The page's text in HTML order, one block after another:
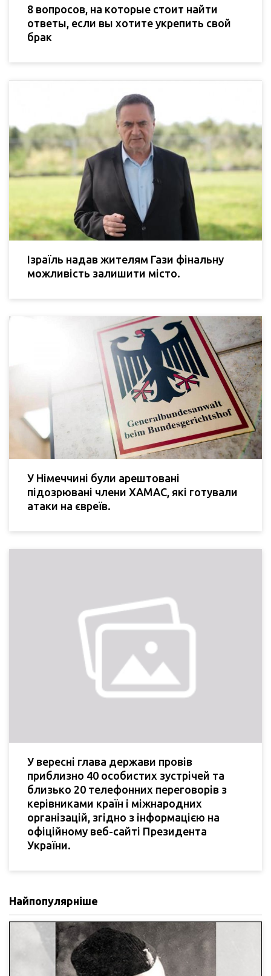
8 вопросов, на которые стоит найти
ответы, если вы хотите укрепить свой
брак
Ізраїль надав жителям Гази фінальну
можливість залишити місто.
У Німеччині були арештовані
підозрювані члени ХАМАС, які готували
атаки на євреїв.
У вересні глава держави провів
приблизно 40 особистих зустрічей та
близько 20 телефонних переговорів з
керівниками країн і міжнародних
організацій, згідно з інформацією на
офіційному веб-сайті Президента
України.
Найпопулярніше